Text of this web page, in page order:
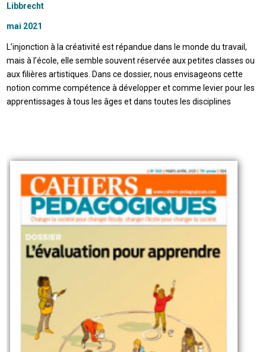
Libbrecht
mai 2021
L’injonction à la créativité est répandue dans le monde du travail,
mais à l’école, elle semble souvent réservée aux petites classes ou
aux filières artistiques. Dans ce dossier, nous envisageons cette
notion comme compétence à développer et comme levier pour les
apprentissages à tous les âges et dans toutes les disciplines